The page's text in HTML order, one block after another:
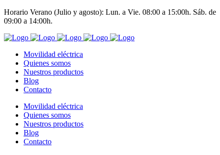
Horario Verano (Julio y agosto): Lun. a Vie. 08:00 a 15:00h. Sáb. de
09:00 a 14:00h.
Movilidad eléctrica
Quienes somos
Nuestros productos
Blog
Contacto
Movilidad eléctrica
Quienes somos
Nuestros productos
Blog
Contacto